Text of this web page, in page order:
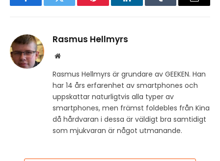
FacebookTwitter Pinterest LinkedInTumblr Email
Rasmus Hellmyrs
Website
Rasmus Hellmyrs är grundare av GEEKEN. Han
har 14 års erfarenhet av smartphones och
uppskattar naturligtvis alla typer av
smartphones, men främst foldebles från Kina
då hårdvaran i dessa är väldigt bra samtidigt
som mjukvaran är något utmanande.